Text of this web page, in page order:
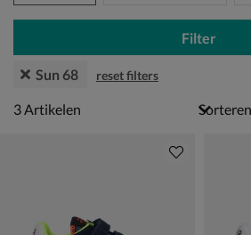
Filter
Sun 68 reset filters
3 artikelen
3Artikelen